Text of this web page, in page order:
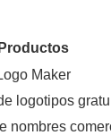
Productos
Maker
logotipos
nombres